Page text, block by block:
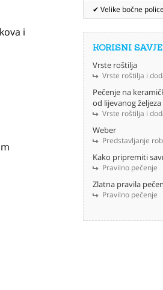
i
✔ Velike bočne
KORISNI
Vrste roštilja
Vrste roštilja i
Pečenje na
od lijevanog željeza
Vrste roštilja i
Weber
Predstavljanje
Kako pripremiti
Pravilno pečenje
Zlatna pravila
Pravilno pečenje